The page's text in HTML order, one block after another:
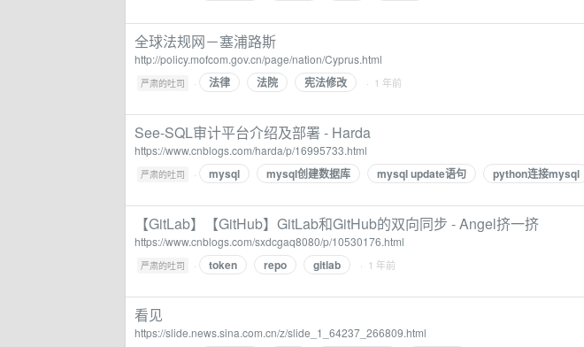
全球法规网－塞浦路斯
http://policy.mofcom.gov.cn/page/nation/Cyprus.html
严肃的吐司 · 法律 法院 宪法修改 · 1 年前
See-SQL审计平台介绍及部署 - Harda
https://www.cnblogs.com/harda/p/16995733.html
严肃的吐司 · mysql mysql创建数据库 mysql update语句 python连接mysql
【GitLab】【GitHub】GitLab和GitHub的双向同步 - Angel挤一挤
https://www.cnblogs.com/sxdcgaq8080/p/10530176.html
严肃的吐司 · token repo gitlab · 1 年前
看见
https://slide.news.sina.com.cn/z/slide_1_64237_266809.html